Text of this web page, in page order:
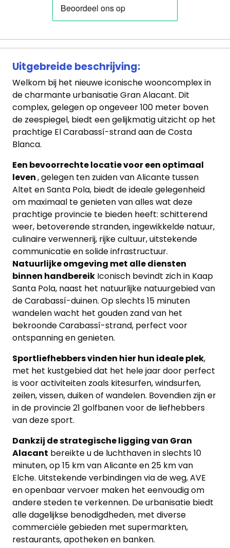
Lopende
projecten
Alle
Panden
Over
ons
Ons
team
Ons
kantoor
Onze
werkwijze
Contacteer
ons
Blog
Cookies
Uitgebreide beschrijving:
Welkom bij het nieuwe iconische wooncomplex in
de charmante urbanisatie Gran Alacant. Dit
complex, gelegen op ongeveer 100 meter boven
de zeespiegel, biedt een gelijkmatig uitzicht op het
prachtige El Carabassí-strand aan de Costa
Blanca.
Een bevoorrechte locatie voor een optimaal
leven, gelegen ten zuiden van Alicante tussen
Altet en Santa Pola, biedt de ideale gelegenheid
om maximaal te genieten van alles wat deze
prachtige provincie te bieden heeft: schitterend
weer, betoverende stranden, ingewikkelde natuur,
culinaire verwennerij, rijke cultuur, uitstekende
communicatie en solide infrastructuur.
Natuurlijke omgeving met alle diensten
binnen handbereik Iconisch bevindt zich in Kaap
Santa Pola, naast het natuurlijke natuurgebied van
de Carabassí-duinen. Op slechts 15 minuten
wandelen wacht het gouden zand van het
bekroonde Carabassí-strand, perfect voor
ontspanning en genieten.
Sportliefhebbers vinden hier hun ideale plek,
met het kustgebied dat het hele jaar door perfect
is voor activiteiten zoals kitesurfen, windsurfen,
zeilen, vissen, duiken of wandelen. Bovendien zijn er
in de provincie 21 golfbanen voor de liefhebbers
van deze sport.
Dankzij de strategische ligging van Gran
Alacant bereikte u de luchthaven in slechts 10
minuten, op 15 km van Alicante en 25 km van
Elche. Uitstekende verbindingen via de weg, AVE
en openbaar vervoer maken het eenvoudig om
andere steden te verkennen. De urbanisatie biedt
alle dagelijkse benodigdheden, met diverse
commerciële gebieden met supermarkten,
restaurants, apotheken en banken.